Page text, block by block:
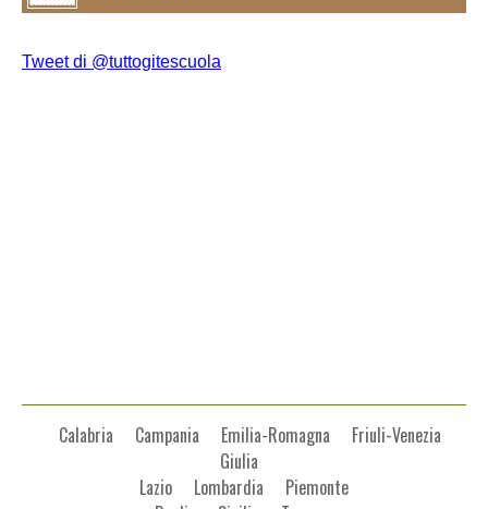
Tweet di @tuttogitescuola
Calabria Campania Emilia-Romagna
Friuli-Venezia
Giulia
Lazio
Lombardia
Piemonte